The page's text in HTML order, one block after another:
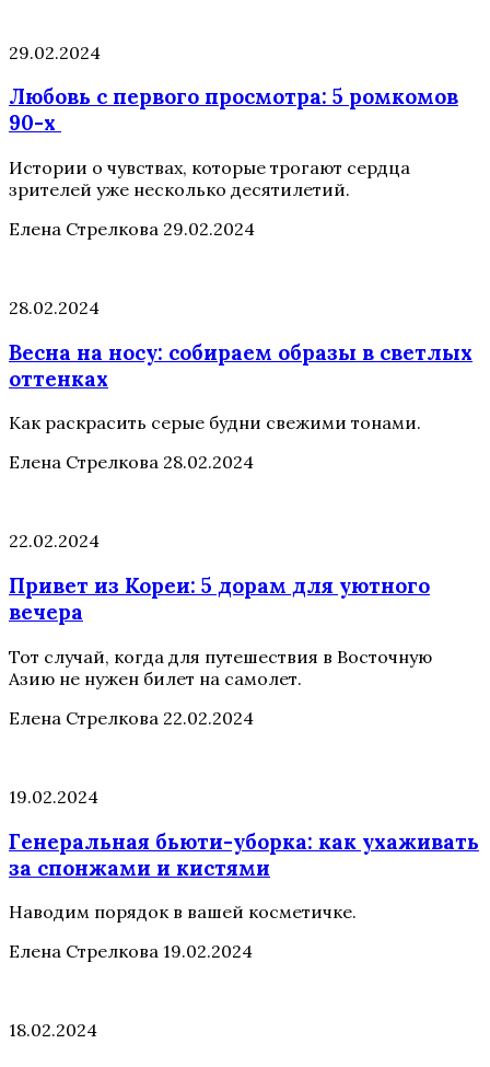
29.02.2024
Любовь с первого просмотра: 5 ромкомов
90-х
Истории о чувствах, которые трогают сердца
зрителей уже несколько десятилетий.
Елена Стрелкова 29.02.2024
28.02.2024
Весна на носу: собираем образы в светлых
оттенках
Как раскрасить серые будни свежими тонами.
Елена Стрелкова 28.02.2024
22.02.2024
Привет из Кореи: 5 дорам для уютного
вечера
Тот случай, когда для путешествия в Восточную
Азию не нужен билет на самолет.
Елена Стрелкова 22.02.2024
19.02.2024
Генеральная бьюти-уборка: как ухаживать
за спонжами и кистями
Наводим порядок в вашей косметичке.
Елена Стрелкова 19.02.2024
18.02.2024